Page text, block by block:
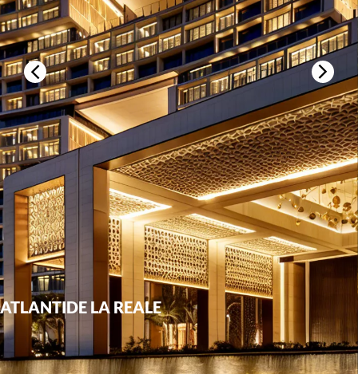
ATLANTIDE LA REALE